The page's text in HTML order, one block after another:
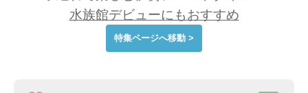
水族館デビューにもおすすめ
特集ページへ移動 >